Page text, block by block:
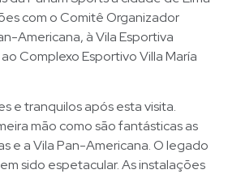
com o Comitê Organizador
Americana, à Vila Esportiva
Complexo Esportivo Villa María
e tranquilos após esta visita.
mão como são fantásticas as
e a Vila Pan-Americana. O legado
sido espetacular. As instalações